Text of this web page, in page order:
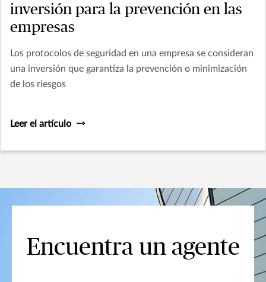
inversión para la prevención en las
empresas
Los protocolos de seguridad en una empresa se consideran
una inversión que garantiza la prevención o minimización
de los riesgos
Leer el artículo
Encuentra un agente